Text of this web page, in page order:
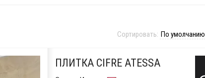
Сортировать:
ПЛИТКА CIFRE ATESSA